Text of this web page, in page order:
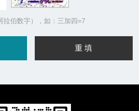
拉伯数字），如：三加四=7